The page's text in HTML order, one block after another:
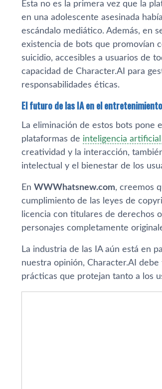
Esta no es la primera vez que la
en una adolescente asesinada
escándalo mediático. Además, en
existencia de bots que promovían
suicidio, accesibles a usuarios de
capacidad de Character.AI para
responsabilidades éticas.
El futuro de las IA en el entretenimiento
La eliminación de estos bots pone
plataformas de inteligencia artificial
creatividad y la interacción,
intelectual y el bienestar de los
En WWWhatsnew.com, creemos
cumplimiento de las leyes de
licencia con titulares de derechos
personajes completamente
La industria de las IA aún está en
nuestra opinión, Character.AI
prácticas que protejan tanto a los